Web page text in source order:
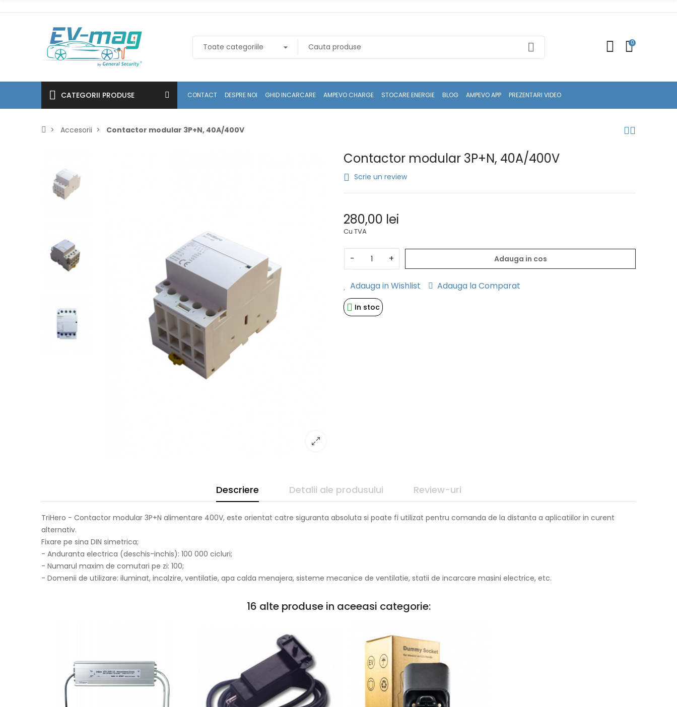
0
CATEGORII PRODUSE CONTACT DESPRE NOI GHID INCARCARE AMPEVO CHARGE STOCARE ENERGIE BLOG AMPEVO APP PREZENTARI VIDEO
Accesorii Contactor modular 3P+N, 40A/400V
Contactor modular 3P+N, 40A/400V
Scrie un review
280,00 lei
Cu TVA
- + Adauga in cos
Adauga in Wishlist Adauga la Comparat
In stoc
Descriere Detalii ale produsului Review-uri
TriHero - Contactor modular 3P+N alimentare 400V, este orientat catre siguranta absoluta si poate fi utilizat pentru comanda de la distanta a aplicatiilor in curent
alternativ.
Fixare pe sina DIN simetrica;
- Anduranta electrica (deschis-inchis): 100 000 cicluri;
- Numarul maxim de comutari pe zi: 100;
- Domenii de utilizare: iluminat, incalzire, ventilatie, apa calda menajera, sisteme mecanice de ventilatie, statii de incarcare masini electrice, etc.
16 alte produse in aceeasi categorie: